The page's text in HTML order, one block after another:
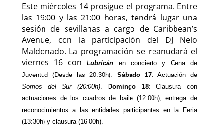
Este miércoles 14 prosigue el programa. Entre
las 19:00 y las 21:00 horas, tendrá lugar una
sesión de sevillanas a cargo de Caribbean’s
Avenue, con la participación del DJ Nelo
Maldonado. La programación se reanudará el
viernes 16 con
Lubricán en concierto y Cena de
Juventud (Desde las 20:30h). Sábado 17: Actuación de
Somos del Sur (20:00h)
Domingo 18: Clausura con
actuaciones de los cuadros de baile (12:00h), entrega de
reconocimientos a las entidades participantes en la Feria
(13:30h) y clausura (16:00h).